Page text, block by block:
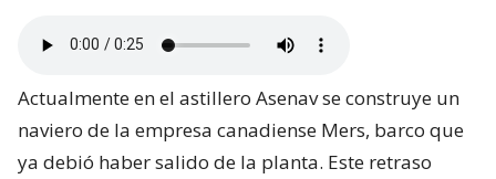
Actualmente en el astillero Asenav se construye un
naviero de la empresa canadiense Mers, barco que
ya debió haber salido de la planta. Este retraso